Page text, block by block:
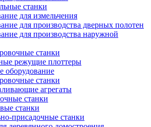
станки
для измельчения
для производства дверных полотен
для производства наружной
станки
режущие плоттеры
оборудование
станки
агрегаты
станки
станки
присадочные станки